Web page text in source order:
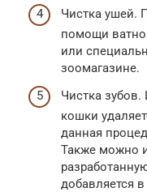
Чистка ушей.
помощи
или
зоомагазине.
Чистка зубов.
кошки
данная
Также можно
добавляется в